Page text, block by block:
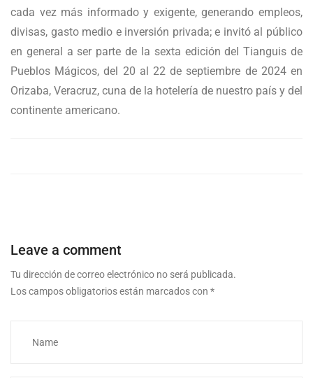
cada vez más informado y exigente, generando empleos,
divisas, gasto medio e inversión privada; e invitó al público
en general a ser parte de la sexta edición del Tianguis de
Pueblos Mágicos, del 20 al 22 de septiembre de 2024 en
Orizaba, Veracruz, cuna de la hotelería de nuestro país y del
continente americano.
Leave a comment
Tu dirección de correo electrónico no será publicada.
Los campos obligatorios están marcados con *